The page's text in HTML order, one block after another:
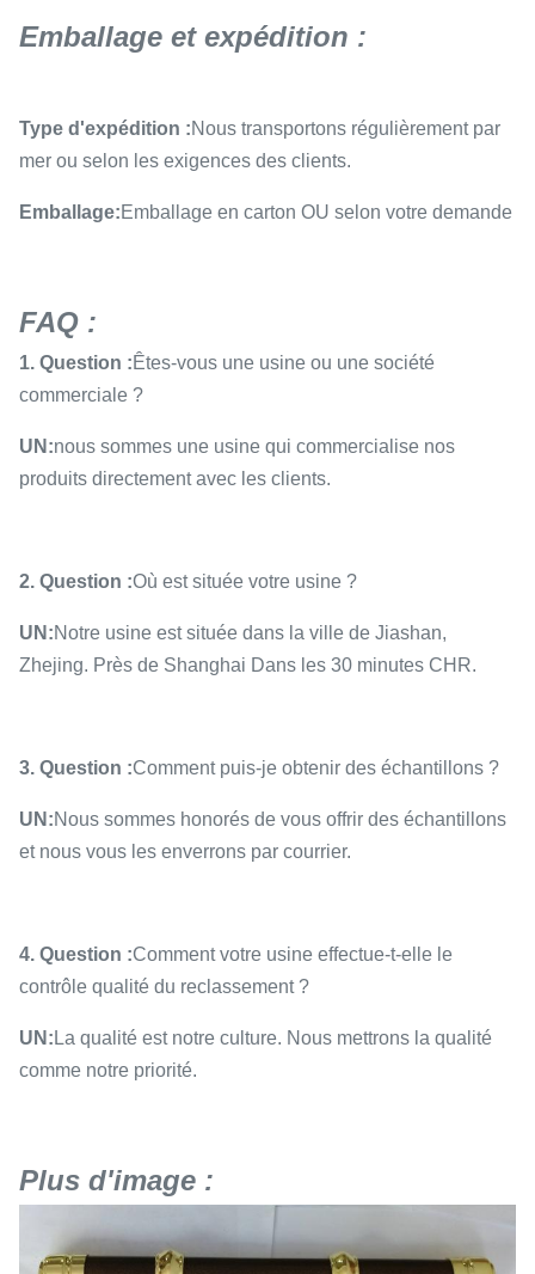
Emballage et expédition :
Type d'expédition :Nous transportons régulièrement par
mer ou selon les exigences des clients.
Emballage:Emballage en carton OU selon votre demande
FAQ :
1. Question :Êtes-vous une usine ou une société
commerciale ?
UN:nous sommes une usine qui commercialise nos
produits directement avec les clients.
2. Question :Où est située votre usine ?
UN:Notre usine est située dans la ville de Jiashan,
Zhejing. Près de Shanghai Dans les 30 minutes CHR.
3. Question :Comment puis-je obtenir des échantillons ?
UN:Nous sommes honorés de vous offrir des échantillons
et nous vous les enverrons par courrier.
4. Question :Comment votre usine effectue-t-elle le
contrôle qualité du reclassement ?
UN: La qualité est notre culture. Nous mettrons la qualité
comme notre priorité.
Plus d'image :